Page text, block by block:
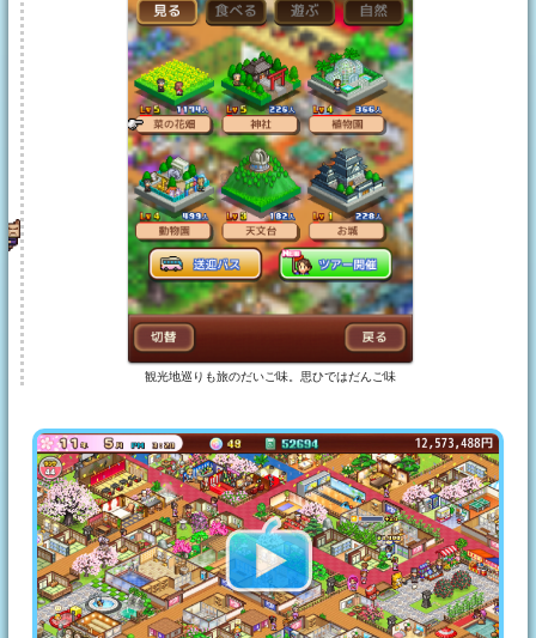
観光地巡りも旅のだいご味。思ひではだんご味